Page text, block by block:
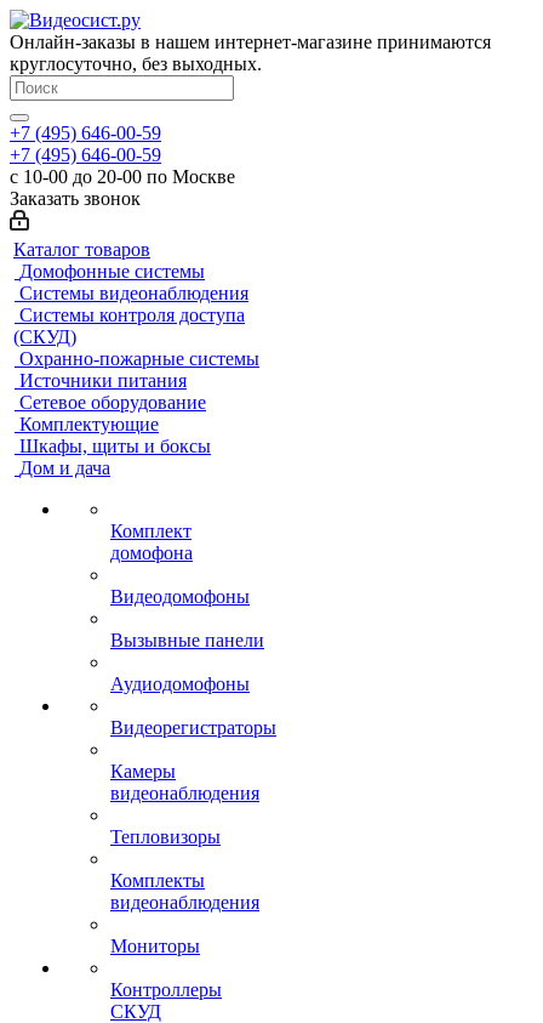
Онлайн-заказы в нашем интернет-магазине принимаются
круглосуточно, без выходных.
+7 (495) 646-00-59
+7 (495) 646-00-59
с 10-00 до 20-00 по Москве
Заказать звонок
Каталог товаров
Домофонные системы
Системы видеонаблюдения
Системы контроля доступа
(СКУД)
Охранно-пожарные системы
Источники питания
Сетевое оборудование
Комплектующие
Шкафы, щиты и боксы
Дом и дача
Комплект
домофона
Видеодомофоны
Вызывные панели
Аудиодомофоны
Видеорегистраторы
Камеры
видеонаблюдения
Тепловизоры
Комплекты
видеонаблюдения
Мониторы
Контроллеры
СКУД